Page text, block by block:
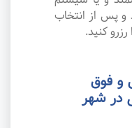
پس از انتخاب
کنید.
و فوق
شهر